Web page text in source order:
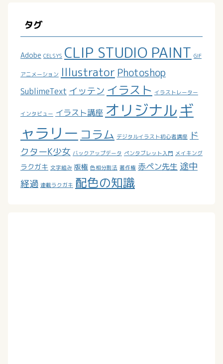
タグ
Adobe CELSYS CLIP STUDIO PAINT GIF
アニメーション Illustrator Photoshop
SublimeText イッテン イラスト イラストレーター
インタビュー イラスト講座 オリジナルギ
ャラリー コラム デジタルイラスト初心者講座
ド
クターK少女 バックアップデータ ペンタブレット入門 メイキング
ラクガキ 文字組み 版権 色相分割法 著作権 赤ペン先生 途中
経過 連載ラクガキ 配色の知識